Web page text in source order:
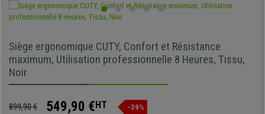
Siège ergonomique CUTY, Confort et Résistance
maximum, Utilisation professionnelle 8 Heures, Tissu,
Noir
899,90 € 549,90 €HT -39%